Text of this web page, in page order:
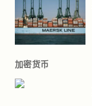
加密货币